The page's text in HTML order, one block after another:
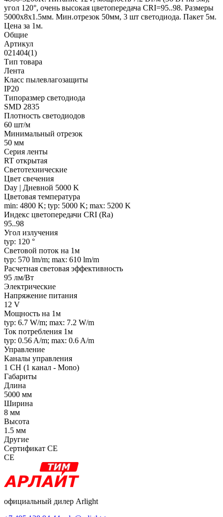
угол 120°, очень высокая цветопередача CRI=95..98. Размеры
5000х8x1.5мм. Мин.отрезок 50мм, 3 шт светодиода. Пакет 5м.
Цена за 1м.
Общие
Артикул
021404(1)
Тип товара
Лента
Класс пылевлагозащиты
IP20
Типоразмер светодиода
SMD 2835
Плотность светодиодов
60 шт/м
Минимальный отрезок
50 мм
Серия ленты
RT открытая
Светотехнические
Цвет свечения
Day | Дневной 5000 K
Цветовая температура
min: 4800 K; typ: 5000 K; max: 5200 K
Индекс цветопередачи CRI (Ra)
95..98
Угол излучения
typ: 120 °
Световой поток на 1м
typ: 570 lm/m; max: 610 lm/m
Расчетная световая эффективность
95 лм/Вт
Электрические
Напряжение питания
12 V
Мощность на 1м
typ: 6.7 W/m; max: 7.2 W/m
Ток потребления 1м
typ: 0.56 A/m; max: 0.6 A/m
Управление
Каналы управления
1 CH (1 канал - Mono)
Габариты
Длина
5000 мм
Ширина
8 мм
Высота
1.5 мм
Другие
Сертификат CE
CE
официальный дилер Arlight